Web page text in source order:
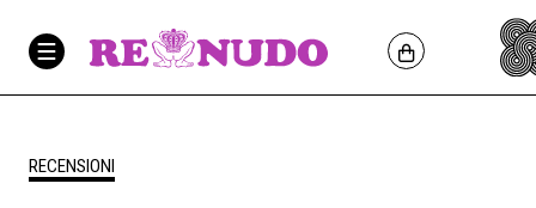
RECENSIONI